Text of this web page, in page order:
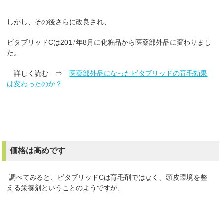
しかし、その後さらに改良され、
ビタブリッドCは2017年8月に化粧品から医薬部外品に変わりまし
た。
詳しく読む ⇒ 医薬部外品になったビタブリッドの育毛効果
は変わったのか？
価格は高めです
調べてみると、ビタブリッドCは育毛剤ではなく、頭皮環境を整
える栄養剤ということのようですが、